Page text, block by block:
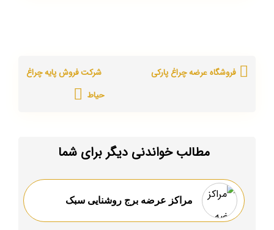
فروشگاه عرضه چراغ پارکی
شرکت فروش پایه چراغ
حیاط
مطالب خواندنی دیگر برای شما
مراکز عرضه برج روشنایی سبک